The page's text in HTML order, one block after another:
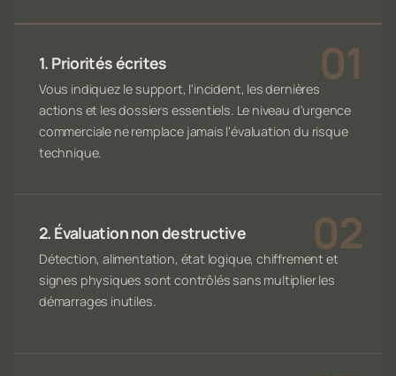
1. Priorités écrites
Vous indiquez le support, l'incident, les dernières
actions et les dossiers essentiels. Le niveau d'urgence
commerciale ne remplace jamais l'évaluation du risque
technique.
2. Évaluation non destructive
Détection, alimentation, état logique, chiffrement et
signes physiques sont contrôlés sans multiplier les
démarrages inutiles.